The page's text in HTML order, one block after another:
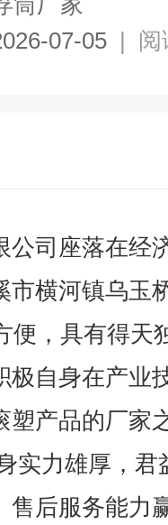
07-05 | 阅
公司座落在经
市横河镇乌玉
便，具有得天
极自身在产业
塑产品的厂家
实力雄厚，
售后服务能力